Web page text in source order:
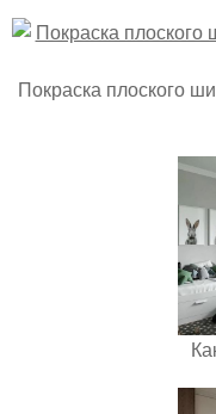
Покраска плоского